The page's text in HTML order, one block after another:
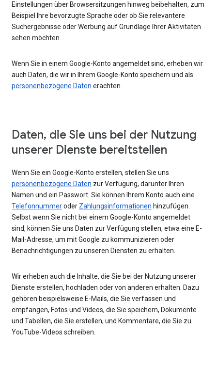
Einstellungen über Browsersitzungen hinweg beibehalten, zum
Beispiel Ihre bevorzugte Sprache oder ob Sie relevantere
Suchergebnisse oder Werbung auf Grundlage Ihrer Aktivitäten
sehen möchten.
Wenn Sie in einem Google-Konto angemeldet sind, erheben wir
auch Daten, die wir in Ihrem Google-Konto speichern und als
personenbezogene Daten erachten.
Daten, die Sie uns bei der Nutzung
unserer Dienste bereitstellen
Wenn Sie ein Google-Konto erstellen, stellen Sie uns
personenbezogene Daten zur Verfügung, darunter Ihren
Namen und ein Passwort. Sie können Ihrem Konto auch eine
Telefonnummeroder Zahlungsinformationen hinzufügen.
Selbst wenn Sie nicht bei einem Google-Konto angemeldet
sind, können Sie uns Daten zur Verfügung stellen, etwa eine E-
Mail-Adresse, um mit Google zu kommunizieren oder
Benachrichtigungen zu unseren Diensten zu erhalten.
Wir erheben auch die Inhalte, die Sie bei der Nutzung unserer
Dienste erstellen, hochladen oder von anderen erhalten. Dazu
gehören beispielsweise E-Mails, die Sie verfassen und
empfangen, Fotos und Videos, die Sie speichern, Dokumente
und Tabellen, die Sie erstellen, und Kommentare, die Sie zu
YouTube-Videos schreiben.